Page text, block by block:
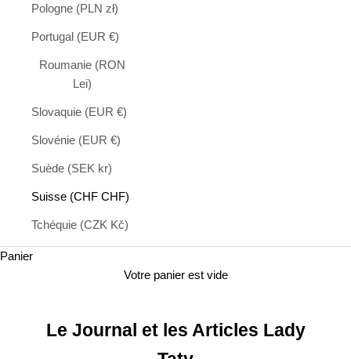
Pologne (PLN zł)
Portugal (EUR €)
Roumanie (RON
Lei)
Slovaquie (EUR €)
Slovénie (EUR €)
Suède (SEK kr)
Suisse (CHF CHF)
Tchéquie (CZK Kč)
Panier
Votre panier est vide
Le Journal et les Articles Lady